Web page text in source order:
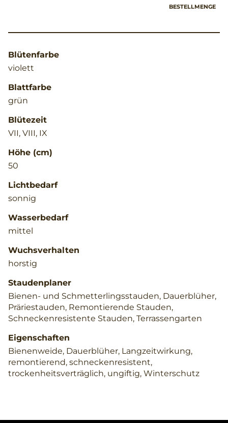
BESTELLMENGE
Blütenfarbe
violett
Blattfarbe
grün
Blütezeit
VII, VIII, IX
Höhe (cm)
50
Lichtbedarf
sonnig
Wasserbedarf
mittel
Wuchsverhalten
horstig
Staudenplaner
Bienen- und Schmetterlingsstauden, Dauerblüher,
Präriestauden, Remontierende Stauden,
Schneckenresistente Stauden, Terrassengarten
Eigenschaften
Bienenweide, Dauerblüher, Langzeitwirkung,
remontierend, schneckenresistent,
trockenheitsverträglich, ungiftig, Winterschutz